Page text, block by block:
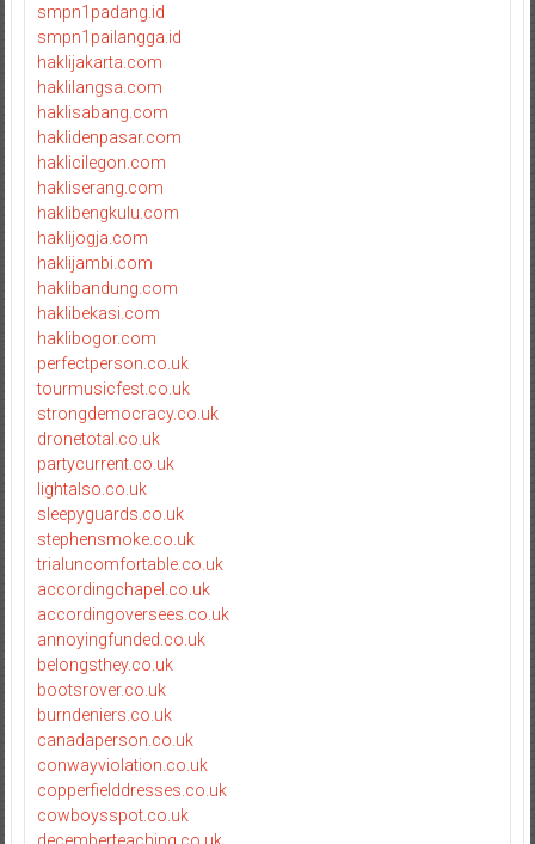
smpn1padang.id
smpn1pailangga.id
haklijakarta.com
haklilangsa.com
haklisabang.com
haklidenpasar.com
haklicilegon.com
hakliserang.com
haklibengkulu.com
haklijogja.com
haklijambi.com
haklibandung.com
haklibekasi.com
haklibogor.com
perfectperson.co.uk
tourmusicfest.co.uk
strongdemocracy.co.uk
dronetotal.co.uk
partycurrent.co.uk
lightalso.co.uk
sleepyguards.co.uk
stephensmoke.co.uk
trialuncomfortable.co.uk
accordingchapel.co.uk
accordingoversees.co.uk
annoyingfunded.co.uk
belongsthey.co.uk
bootsrover.co.uk
burndeniers.co.uk
canadaperson.co.uk
conwayviolation.co.uk
copperfielddresses.co.uk
cowboysspot.co.uk